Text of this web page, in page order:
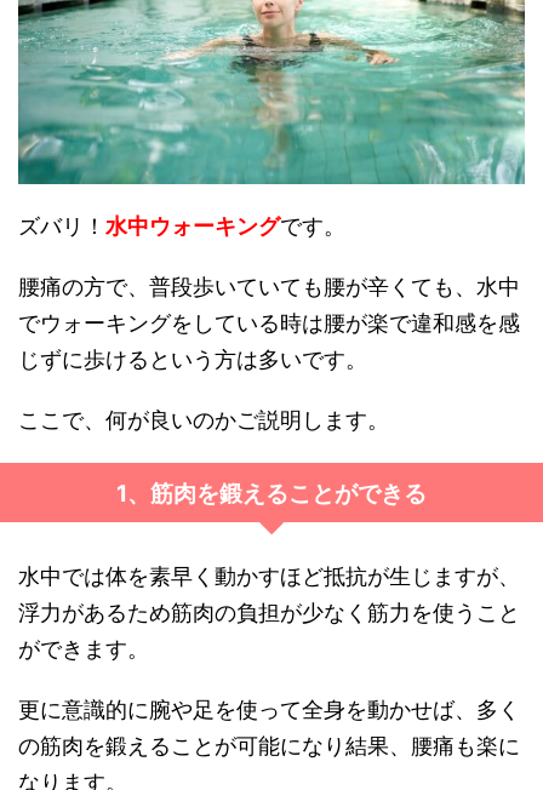
ズバリ！ 水中ウォーキングです。
腰痛の方で、普段歩いていても腰が辛くても、水中
でウォーキングをしている時は腰が楽で違和感を感
じずに歩けるという方は多いです。
ここで、何が良いのかご説明します。
1、筋肉を鍛えることができる
水中では体を素早く動かすほど抵抗が生じますが、
浮力があるため筋肉の負担が少なく筋力を使うこと
ができます。
更に意識的に腕や足を使って全身を動かせば、多く
の筋肉を鍛えることが可能になり結果、腰痛も楽に
なります。